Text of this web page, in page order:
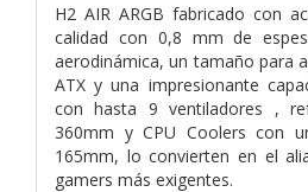
H2 AIR ARGB fabricado con
calidad con 0,8 mm de
aerodinámica, un tamaño para
ATX y una impresionante
con hasta 9 ventiladores ,
360mm y CPU Coolers con
165mm, lo convierten en el
gamers más exigentes.